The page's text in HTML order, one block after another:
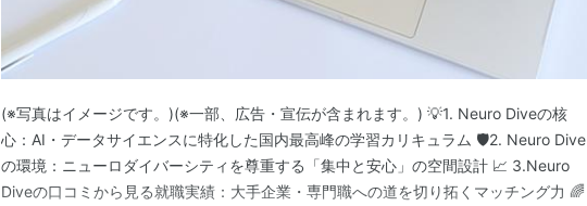
(※写真はイメージです。)(※一部、広告・宣伝が含まれます。) 💡1. Neuro Diveの核
心：AI・データサイエンスに特化した国内最高峰の学習カリキュラム 🛡️2. Neuro Dive
の環境：ニューロダイバーシティを尊重する「集中と安心」の空間設計 📈 3.Neuro
Diveの口コミから見る就職実績：大手企業・専門職への道を切り拓くマッチング力 🌈